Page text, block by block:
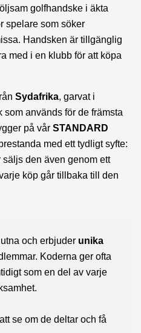
golfhandske i äkta
spelare som söker
Handsken är tillgänglig
med i en klubb för att köpa
Sydafrika, garvat i
som används för de främsta
på vår STANDARD
med ett tydligt syfte:
den även genom ett
köp går tillbaka till den
och erbjuder unika
Koderna ger ofta
som en del av varje
se om de deltar och få